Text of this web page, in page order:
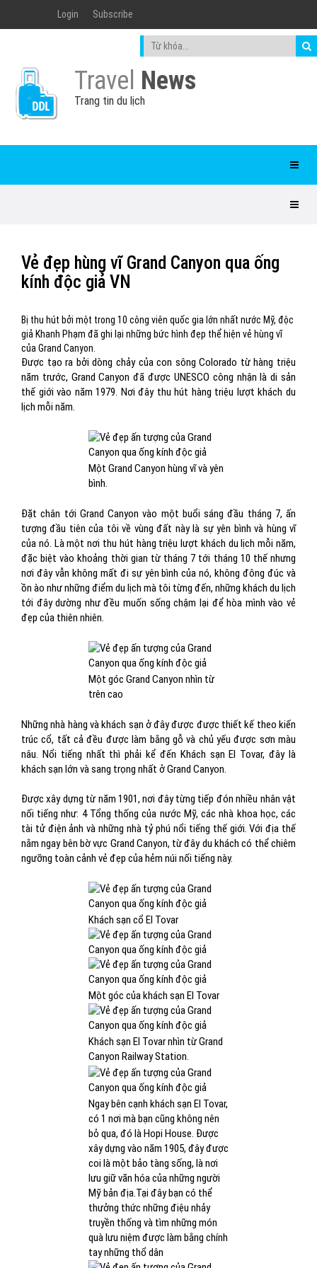
Login Subscribe
Travel News
Trang tin du lịch
Vẻ đẹp hùng vĩ Grand Canyon qua ống
kính độc giả VN
Bị thu hút bởi một trong 10 công viên quốc gia lớn nhất nước Mỹ, độc
giả Khanh Phạm đã ghi lại những bức hình đẹp thể hiện vẻ hùng vĩ
của Grand Canyon.
Được tạo ra bởi dòng chảy của con sông Colorado từ hàng triệu
năm trước, Grand Canyon đã được UNESCO công nhận là di sản
thế giới vào năm 1979. Nơi đây thu hút hàng triệu lượt khách du
lịch mỗi năm.
Một Grand Canyon hùng vĩ và yên
bình.
Đặt chân tới Grand Canyon vào một buổi sáng đầu tháng 7, ấn
tượng đầu tiên của tôi về vùng đất này là sự yên bình và hùng vĩ
của nó. Là một nơi thu hút hàng triệu lượt khách du lịch mỗi năm,
đặc biệt vào khoảng thời gian từ tháng 7 tới tháng 10 thế nhưng
nơi đây vẫn không mất đi sự yên bình của nó, không đông đúc và
ồn ào như những điểm du lịch mà tôi từng đến, những khách du lịch
tới đây dường như đều muốn sống chậm lại để hòa mình vào vẻ
đẹp của thiên nhiên.
Một góc Grand Canyon nhìn từ
trên cao
Những nhà hàng và khách sạn ở đây được được thiết kế theo kiến
trúc cổ, tất cả đều được làm bằng gỗ và chủ yếu được sơn màu
nâu. Nổi tiếng nhất thì phải kể đến Khách sạn El Tovar, đây là
khách sạn lớn và sang trọng nhất ở Grand Canyon.
Được xây dựng từ năm 1901, nơi đây từng tiếp đón nhiều nhân vật
nối tiếng như: 4 Tổng thống của nước Mỹ, các nhà khoa học, các
tài tử điện ảnh và những nhà tỷ phú nổi tiếng thế giới. Với địa thế
nằm ngay bên bờ vực Grand Canyon, từ đây du khách có thể chiêm
ngưỡng toàn cảnh vẻ đẹp của hẻm núi nối tiếng này.
Khách sạn cổ El Tovar
Một góc của khách sạn El Tovar
Khách sạn El Tovar nhìn từ Grand
Canyon Railway Station.
Ngay bên cạnh khách sạn El Tovar,
có 1 nơi mà bạn cũng không nên
bỏ qua, đó là Hopi House. Được
xây dựng vào năm 1905, đây được
coi là một bảo tàng sống, là nơi
lưu giữ văn hóa của những người
Mỹ bản địa.Tại đây bạn có thể
thưởng thức những điệu nhảy
truyền thống và tìm những món
quà lưu niệm được làm bằng chính
tay những thổ dân